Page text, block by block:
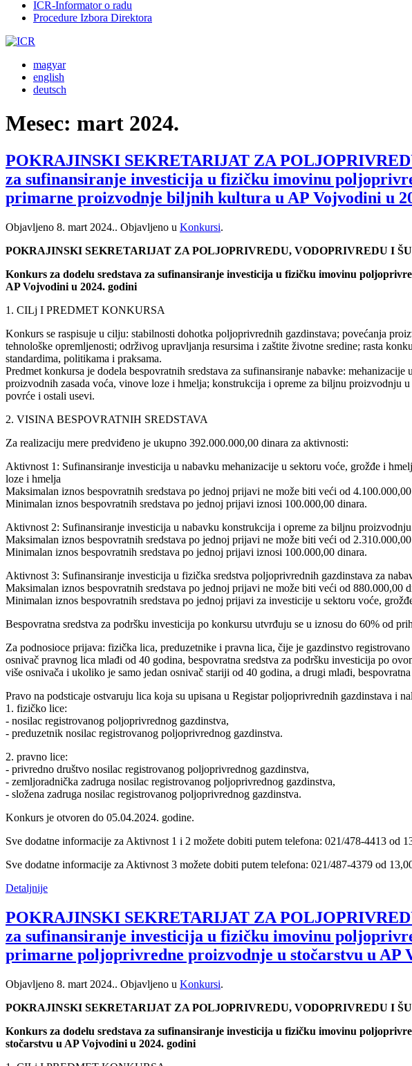
ICR-Informator o radu
Procedure Izbora Direktora
magyar
english
deutsch
Mesec: mart 2024.
POKRAJINSKI SEKRETARIJAT ZA
za sufinansiranje investicija u fizičku imovinu
primarne proizvodnje biljnih kultura u AP Vojvodini u
Objavljeno 8. mart 2024.. Objavljeno u Konkursi.
POKRAJINSKI SEKRETARIJAT ZA POLJOPRIVREDU, VODOPRIVREDU I
Konkurs za dodelu sredstava za sufinansiranje investicija u fizičku imovinu
AP Vojvodini u 2024. godini
1. CILj I PREDMET KONKURSA
Konkurs se raspisuje u cilju: stabilnosti dohotka poljoprivrednih gazdinstava; povećanja
tehnološke opremljenosti; održivog upravljanja resursima i zaštite životne sredine; rasta
standardima, politikama i praksama.
Predmet konkursa je dodela bespovratnih sredstava za sufinansiranje nabavke:
proizvodnih zasada voća, vinove loze i hmelja; konstrukcija i opreme za biljnu proizvodnju
povrće i ostali usevi.
2. VISINA BESPOVRATNIH SREDSTAVA
Za realizaciju mere predviđeno je ukupno 392.000.000,00 dinara za aktivnosti:
Aktivnost 1: Sufinansiranje investicija u nabavku mehanizacije u sektoru voće, grožđe i
loze i hmelja
Maksimalan iznos bespovratnih sredstava po jednoj prijavi ne može biti veći od
Minimalan iznos bespovratnih sredstava po jednoj prijavi iznosi 100.000,00 dinara.
Aktivnost 2: Sufinansiranje investicija u nabavku konstrukcija i opreme za biljnu
Maksimalan iznos bespovratnih sredstava po jednoj prijavi ne može biti veći od
Minimalan iznos bespovratnih sredstava po jednoj prijavi iznosi 100.000,00 dinara.
Aktivnost 3: Sufinansiranje investicija u fizička sredstva poljoprivrednih gazdinstava za
Maksimalan iznos bespovratnih sredstava po jednoj prijavi ne može biti veći od 880.000,00
Minimalan iznos bespovratnih sredstava po jednoj prijavi za investicije u sektoru voće,
Bespovratna sredstva za podršku investicija po konkursu utvrđuju se u iznosu do 60% od
Za podnosioce prijava: fizička lica, preduzetnike i pravna lica, čije je gazdinstvo
osnivač pravnog lica mlađi od 40 godina, bespovratna sredstva za podršku investicija po
više osnivača i ukoliko je samo jedan osnivač stariji od 40 godina, a drugi mlađi,
Pravo na podsticaje ostvaruju lica koja su upisana u Registar poljoprivrednih gazdinstava i
1. fizičko lice:
-­ nosilac registrovanog poljoprivrednog gazdinstva,
­- preduzetnik nosilac registrovanog poljoprivrednog gazdinstva.
2. pravno lice:
­- privredno društvo nosilac registrovanog poljoprivrednog gazdinstva,
­- zemljoradnička zadruga nosilac registrovanog poljoprivrednog gazdinstva,
­- složena zadruga nosilac registrovanog poljoprivrednog gazdinstva.
Konkurs je otvoren do 05.04.2024. godine.
Sve dodatne informacije za Aktivnost 1 i 2 možete dobiti putem telefona: 021/478-4413 od
Sve dodatne informacije za Aktivnost 3 možete dobiti putem telefona: 021/487-4379 od
Detaljnije
POKRAJINSKI SEKRETARIJAT ZA
za sufinansiranje investicija u fizičku imovinu
primarne poljoprivredne proizvodnje u stočarstvu u AP
Objavljeno 8. mart 2024.. Objavljeno u Konkursi.
POKRAJINSKI SEKRETARIJAT ZA POLJOPRIVREDU, VODOPRIVREDU I
Konkurs za dodelu sredstava za sufinansiranje investicija u fizičku imovinu
stočarstvu u AP Vojvodini u 2024. godini